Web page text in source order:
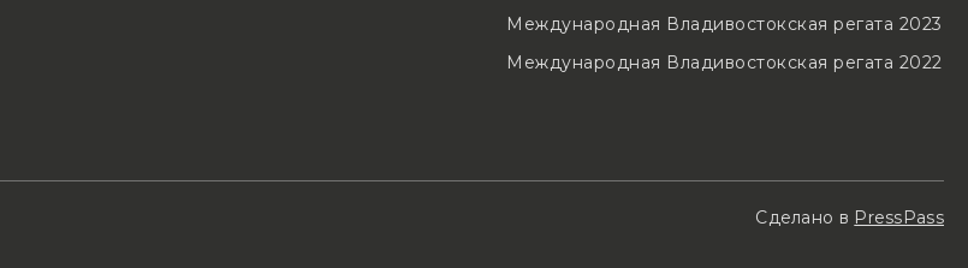
Международная Владивостокская регата 2023
Международная Владивостокская регата 2022
Сделано в PressPass